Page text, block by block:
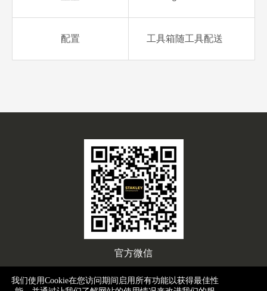
配置 工具箱随工具配送
官方微信
我们使用Cookie在您访问期间启用所有功能以获得最佳性